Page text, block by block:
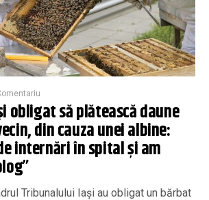
obligat să plătească daune
din cauza unei albine:
internări în spital și am
Tribunalului Iași au obligat un bărbat